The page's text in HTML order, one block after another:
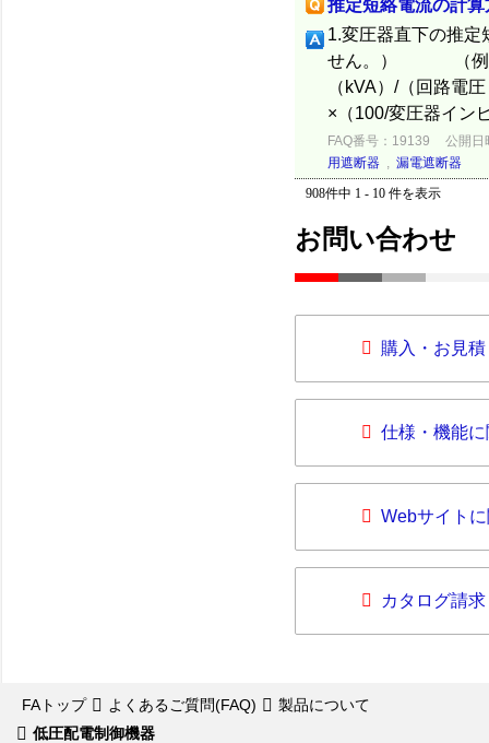
推定短絡電流の計算
1.変圧器直下の推定
せん。） （例
（kVA）/（回路
×（100/変圧器イン
FAQ番号：19139
公開日
用遮断器 , 漏電遮断器
908件中 1 - 10 件を表示
お問い合わせ
購入・お見
仕様・機能
Webサイト
カタログ請求
FAトップ よくあるご質問(FAQ)
製品について
低圧配電制御機器